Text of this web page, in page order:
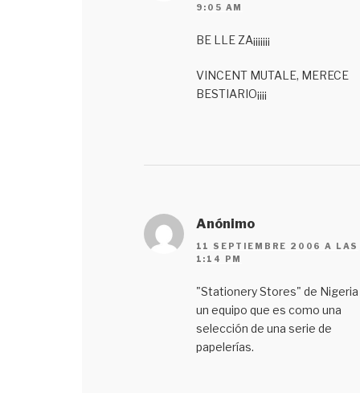
9:05 AM
BE LLE ZA¡¡¡¡¡¡¡
VINCENT MUTALE, MERECE
BESTIARIO¡¡¡¡
Anónimo
11 SEPTIEMBRE 2006 A LAS
1:14 PM
"Stationery Stores" de
un equipo que es como una
selección de una serie de
papelerías.